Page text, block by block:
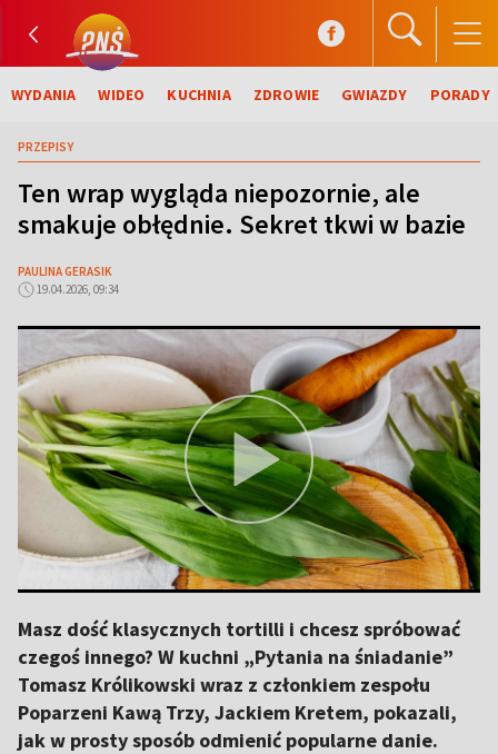
WYDANIA WIDEO KUCHNIA ZDROWIE GWIAZDY PORADY
PRZEPISY
Ten wrap wygląda niepozornie, ale
smakuje obłędnie. Sekret tkwi w bazie
PAULINA GERASIK
19.04.2026, 09:34
Masz dość klasycznych tortilli i chcesz spróbować
czegoś innego? W kuchni „Pytania na śniadanie”
Tomasz Królikowski wraz z członkiem zespołu
Poparzeni Kawą Trzy, Jackiem Kretem, pokazali,
jak w prosty sposób odmienić popularne danie.